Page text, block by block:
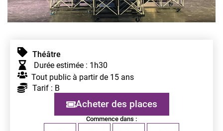
Théâtre
Durée estimée : 1h30
Tout public à partir de 15 ans
Tarif : B
Acheter des places
Commence dans :